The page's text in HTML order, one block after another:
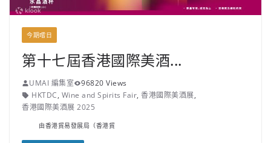
今期嚐日
第十七屆香港國際美酒...
UMAI 編集室
96820 Views
HKTDC, Wine and Spirits Fair, 香港國際美酒展,
香港國際美酒展 2025
由香港貿易發展局（香港貿